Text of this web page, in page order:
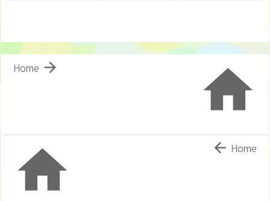


Home
  Home